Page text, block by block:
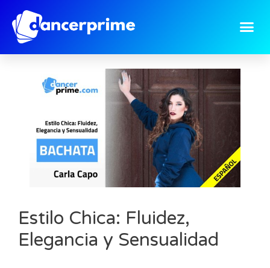
Estilo Chica: Fluidez,
Elegancia y Sensualidad